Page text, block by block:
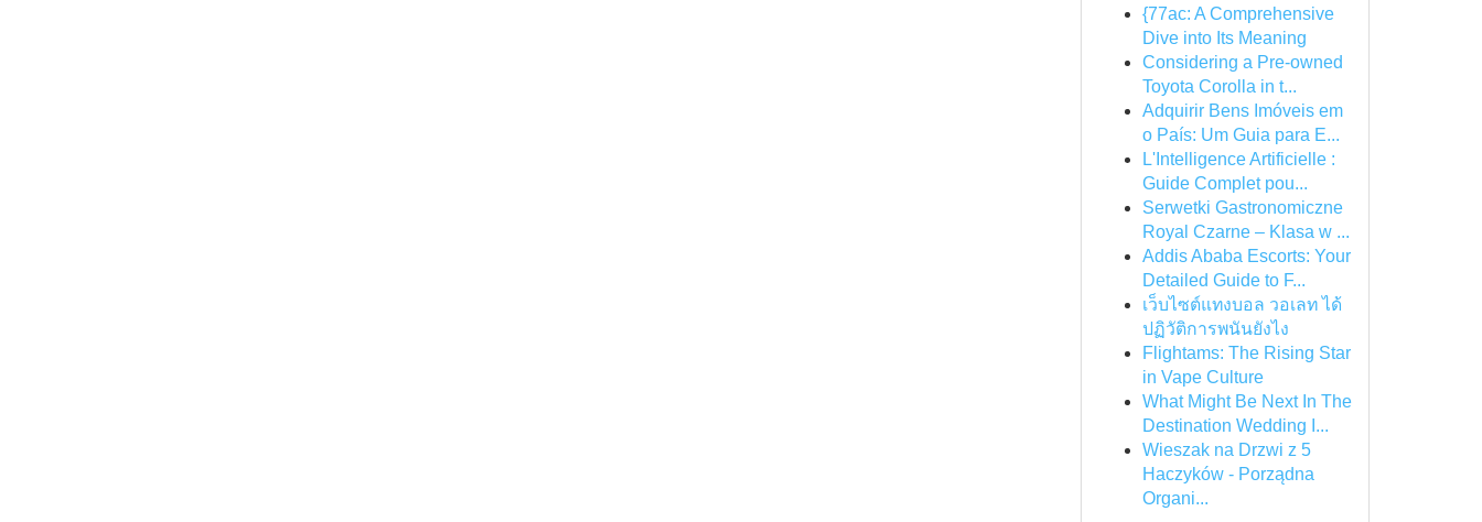
{77ac: A Comprehensive
Dive into Its Meaning
Considering a Pre-owned
Toyota Corolla in t...
Adquirir Bens Imóveis em
o País: Um Guia para E...
L'Intelligence Artificielle :
Guide Complet pou...
Serwetki Gastronomiczne
Royal Czarne – Klasa w ...
Addis Ababa Escorts: Your
Detailed Guide to F...
เว็บไซต์แทงบอล วอเลท ได้
ปฏิวัติการพนันยังไง
Flightams: The Rising Star
in Vape Culture
What Might Be Next In The
Destination Wedding I...
Wieszak na Drzwi z 5
Haczyków - Porządna
Organi...